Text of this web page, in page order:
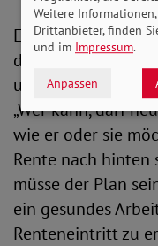
Es gebe keinen
die SoVD-
unter anderem in
„Wer kann, darf
wie er oder sie
Rente nach hinten
müsse der Plan
ein gesundes
Renteneintritt zu
Weitere
Drittanbieter, finden
und im Impressum.
Anpassen